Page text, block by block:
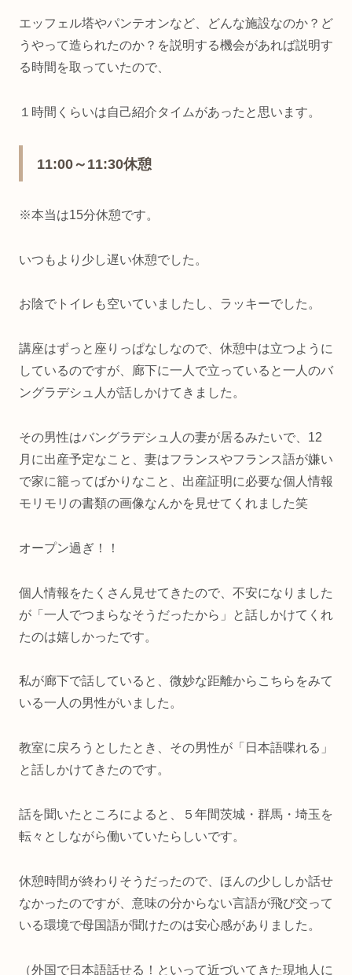
エッフェル塔やパンテオンなど、どんな施設なのか？ど
うやって造られたのか？を説明する機会があれば説明す
る時間を取っていたので、
１時間くらいは自己紹介タイムがあったと思います。
11:00～11:30休憩
※本当は15分休憩です。
いつもより少し遅い休憩でした。
お陰でトイレも空いていましたし、ラッキーでした。
講座はずっと座りっぱなしなので、休憩中は立つように
しているのですが、廊下に一人で立っていると一人のバ
ングラデシュ人が話しかけてきました。
その男性はバングラデシュ人の妻が居るみたいで、12
月に出産予定なこと、妻はフランスやフランス語が嫌い
で家に籠ってばかりなこと、出産証明に必要な個人情報
モリモリの書類の画像なんかを見せてくれました笑
オープン過ぎ！！
個人情報をたくさん見せてきたので、不安になりました
が「一人でつまらなそうだったから」と話しかけてくれ
たのは嬉しかったです。
私が廊下で話していると、微妙な距離からこちらをみて
いる一人の男性がいました。
教室に戻ろうとしたとき、その男性が「日本語喋れる」
と話しかけてきたのです。
話を聞いたところによると、５年間茨城・群馬・埼玉を
転々としながら働いていたらしいです。
休憩時間が終わりそうだったので、ほんの少ししか話せ
なかったのですが、意味の分からない言語が飛び交って
いる環境で母国語が聞けたのは安心感がありました。
（外国で日本語話せる！といって近づいてきた現地人に